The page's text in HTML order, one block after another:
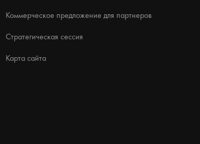
Коммерческое предложение для партнеров
Стратегическая сессия
Карта сайта